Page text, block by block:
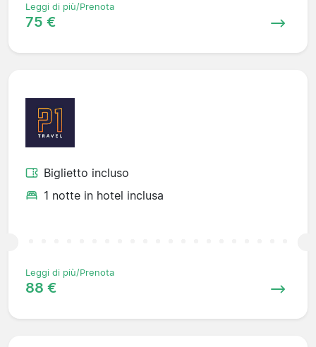
Leggi di più/Prenota
75 €
Biglietto incluso
1 notte in hotel inclusa
Leggi di più/Prenota
88 €